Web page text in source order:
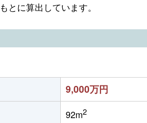
に算出しています。
9,000万円
92m2